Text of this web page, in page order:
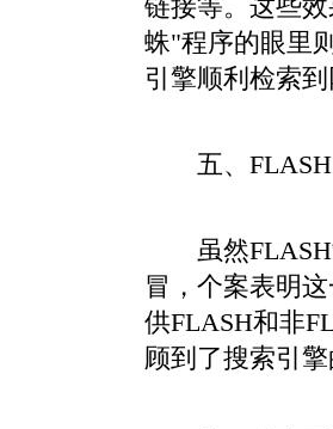
链接等。这些
蛛"程序的眼里
引擎顺利检索
五、
虽然FLASH
冒，个案表明
供FLASH和非
顾到了搜索引